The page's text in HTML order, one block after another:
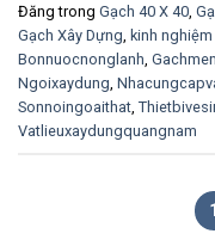
Đăng trong Gạch 40 X 40
Gạch Xây Dựng kinh nghiệm
Bonnuocnonglanh Gachmen
Ngoixaydung
Sonnoingoaithat
Vatlieuxaydungquangnam
1